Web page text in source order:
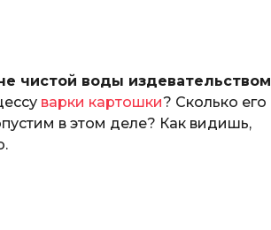
чистой воды издевательством
варки картошки? Сколько его
в этом деле? Как видишь,